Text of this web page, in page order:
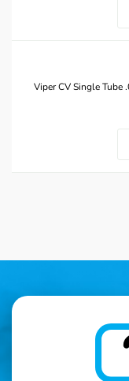
Viper CV Single Tube